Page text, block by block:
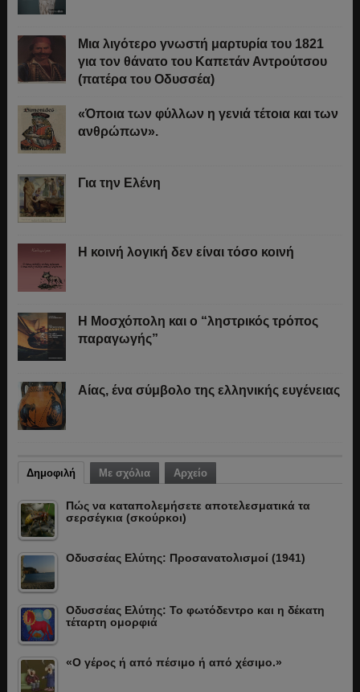
Μια λιγότερο γνωστή μαρτυρία του 1821
για τον θάνατο του Καπετάν Αντρούτσου
(πατέρα του Οδυσσέα)
«Όποια των φύλλων η γενιά τέτοια και των
ανθρώπων».
Για την Ελένη
Η κοινή λογική δεν είναι τόσο κοινή
Η Μοσχόπολη και ο “ληστρικός τρόπος
παραγωγής”
Αίας, ένα σύμβολο της ελληνικής ευγένειας
Δημοφιλή Με σχόλια Αρχείο
Πώς να καταπολεμήσετε αποτελεσματικά τα
σερσέγκια (σκούρκοι)
Οδυσσέας Ελύτης: Προσανατολισμοί (1941)
Οδυσσέας Ελύτης: Το φωτόδεντρο και η δέκατη
τέταρτη ομορφιά
«Ο γέρος ή από πέσιμο ή από χέσιμο.»